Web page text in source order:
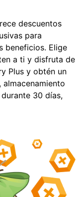
descuentos
para
beneficios. Elige
a ti y disfruta de
Plus y obtén un
30 días,